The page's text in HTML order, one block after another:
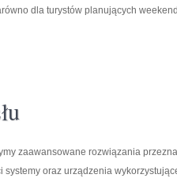
dla turystów planujących
zaawansowane rozwiązania
systemy oraz urządzenia